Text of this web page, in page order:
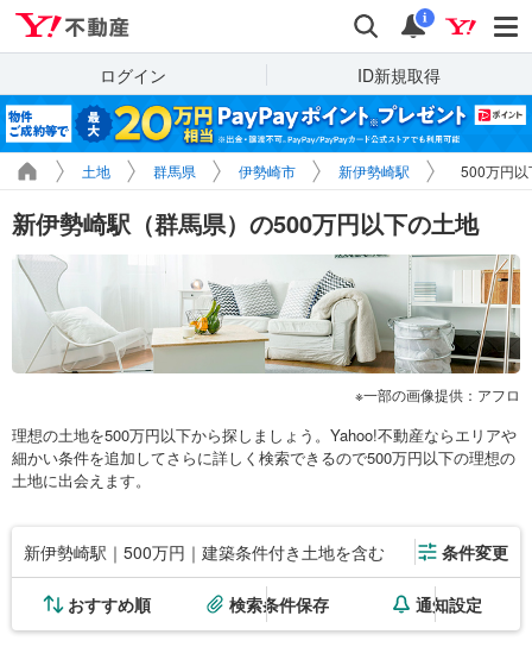
検索 通知
i
ログイン ID新規取得
土地 群馬県 伊勢崎市 新伊勢崎駅 500万円
新伊勢崎駅（群馬県）の500万円以下の土地
一部の画像提供：アフロ
理想の土地を500万円以下から探しましょう。Yahoo!不動産ならエリアや
細かい条件を追加してさらに詳しく検索できるので500万円以下の理想の
土地に出会えます。
新伊勢崎駅｜500万円｜建築条件付き土地を含む 条件変更
おすすめ順 検索条件保存 通知設定